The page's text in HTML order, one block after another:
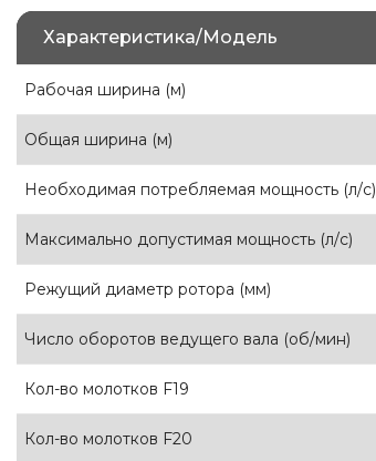
Характеристика/Модель
Рабочая ширина (м)
Общая ширина (м)
Необходимая потребляемая мощность (л/с)
Максимально допустимая мощность (л/с)
Режущий диаметр ротора (мм)
Число оборотов ведущего вала (об/мин)
Кол-во молотков F19
Кол-во молотков F20